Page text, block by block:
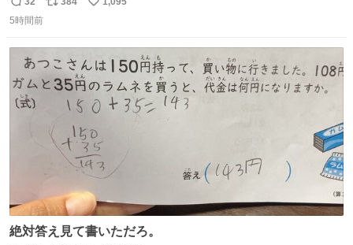
があれば帰国命令を出しはじめたらしい。そして、パスポ
返
信
リ
ト
い
数
5時間前
絶対答え見て書いただろ。